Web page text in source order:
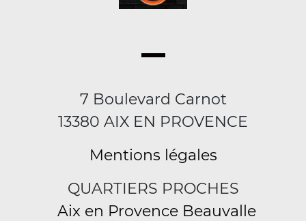
7 Boulevard Carnot
13380 AIX EN PROVENCE
Mentions légales
QUARTIERS PROCHES
Aix en Provence Beauvalle